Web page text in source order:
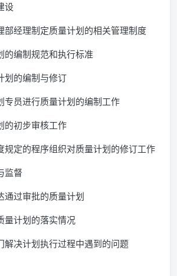
设
部经理制定质量计划的相关管理制度
的编制规范和执行标准
划的编制与修订
专员进行质量计划的编制工作
的初步审核工作
规定的程序组织对质量计划的修订工作
监督
通过审批的质量计划
量计划的落实情况
解决计划执行过程中遇到的问题